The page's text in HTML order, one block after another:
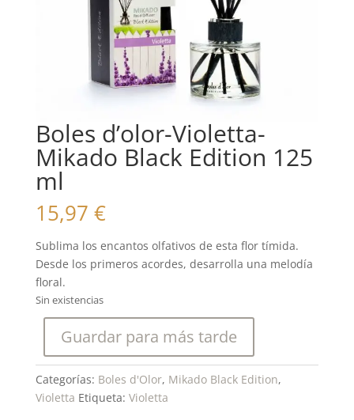
Boles d’olor-Violetta-
Mikado Black Edition 125
ml
15,97 €
Sublima los encantos olfativos de esta flor tímida.
Desde los primeros acordes, desarrolla una melodía
floral.
Sin existencias
Guardar para más tarde
Categorías: Boles d'Olor, Mikado Black Edition,
Violetta Etiqueta: Violetta